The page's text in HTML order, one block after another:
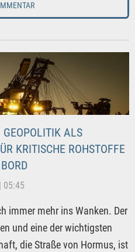
ALS
KRITISCHE ROHSTOFFE
05:45
immer mehr ins Wanken. Der
und eine der wichtigsten
die Straße von Hormus, ist